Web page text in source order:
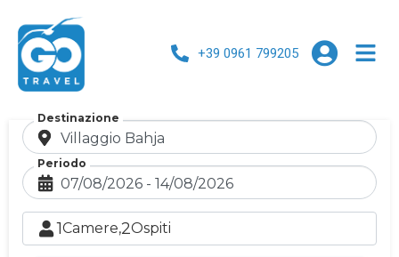
+39 0961 799205
Destinazione
Periodo
1Camere,2Ospiti